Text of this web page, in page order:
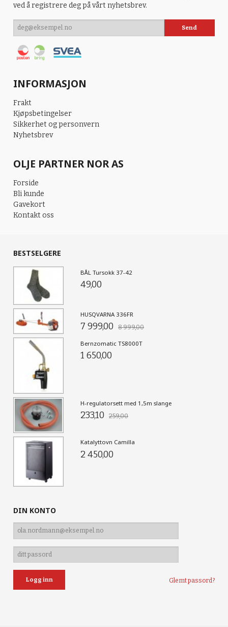
ved å registrere deg på vårt nyhetsbrev.
INFORMASJON
Frakt
Kjøpsbetingelser
Sikkerhet og personvern
Nyhetsbrev
OLJE PARTNER NOR AS
Forside
Bli kunde
Gavekort
Kontakt oss
BESTSELGERE
BÅL Tursokk 37-42
49,00
HUSQVARNA 336FR
7 999,00 8 999,00
Bernzomatic TS8000T
1 650,00
H-regulatorsett med 1,5m slange
233,10 259,00
Katalyttovn Camilla
2 450,00
DIN KONTO
Glemt passord?